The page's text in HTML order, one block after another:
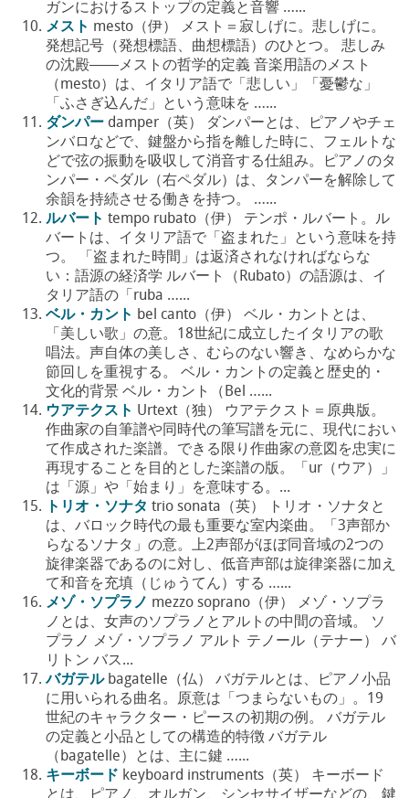
ガンにおけるストップの定義と音響 …...
メスト mesto（伊） メスト＝寂しげに。悲しげに。
発想記号（発想標語、曲想標語）のひとつ。 悲しみ
の沈殿――メストの哲学的定義 音楽用語のメスト
（mesto）は、イタリア語で「悲しい」「憂鬱な」
「ふさぎ込んだ」という意味を …...
ダンパー damper（英） ダンパーとは、ピアノやチェ
ンバロなどで、鍵盤から指を離した時に、フェルトな
どで弦の振動を吸収して消音する仕組み。ピアノのタ
ンパー・ペダル（右ペダル）は、タンパーを解除して
余韻を持続させる働きを持つ。 …...
ルバート tempo rubato（伊） テンポ・ルバート。ル
バートは、イタリア語で「盗まれた」という意味を持
つ。 「盗まれた時間」は返済されなければならな
い：語源の経済学 ルバート（Rubato）の語源は、イ
タリア語の「ruba …...
ベル・カント bel canto（伊） ベル・カントとは、
「美しい歌」の意。18世紀に成立したイタリアの歌
唱法。声自体の美しさ、むらのない響き、なめらかな
節回しを重視する。 ベル・カントの定義と歴史的・
文化的背景 ベル・カント（Bel …...
ウアテクスト Urtext（独） ウアテクスト＝原典版。
作曲家の自筆譜や同時代の筆写譜を元に、現代におい
て作成された楽譜。できる限り作曲家の意図を忠実に
再現することを目的とした楽譜の版。「ur（ウア）」
は「源」や「始まり」を意味する。...
トリオ・ソナタ trio sonata（英） トリオ・ソナタと
は、バロック時代の最も重要な室内楽曲。「3声部か
らなるソナタ」の意。上2声部がほぼ同音域の2つの
旋律楽器であるのに対し、低音声部は旋律楽器に加え
て和音を充填（じゅうてん）する …...
メゾ・ソプラノ mezzo soprano（伊） メゾ・ソプラ
ノとは、女声のソプラノとアルトの中間の音域。 ソ
プラノ メゾ・ソプラノ アルト テノール（テナー） バ
リトン バス...
バガテル bagatelle（仏） バガテルとは、ピアノ小品
に用いられる曲名。原意は「つまらないもの」。19
世紀のキャラクター・ピースの初期の例。 バガテル
の定義と小品としての構造的特徴 バガテル
（bagatelle）とは、主に鍵 …...
キーボード keyboard instruments（英） キーボード